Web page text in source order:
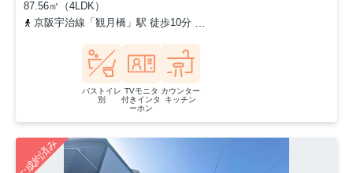
87.56㎡（4LDK）
京阪宇治線「観月橋」駅 徒歩10分
バストイレ
別
TVモニタ
付きインタ
ーホン
カウンター
キッチン
ご成約済み